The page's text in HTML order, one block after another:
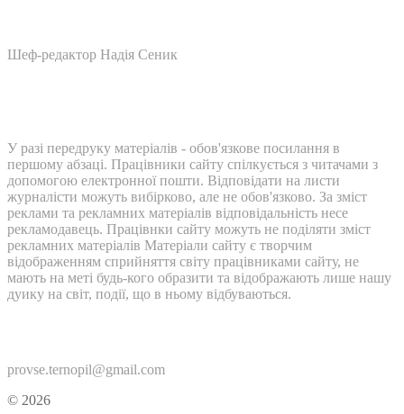
Шеф-редактор Надія Сеник
У разі передруку матеріалів - обов'язкове посилання в
першому абзаці. Працівники сайту спілкується з читачами з
допомогою електронної пошти. Відповідати на листи
журналісти можуть вибірково, але не обов'язково. За зміст
реклами та рекламних матеріалів відповідальність несе
рекламодавець. Працівнки сайту можуть не поділяти зміст
рекламних матеріалів Матеріали сайту є творчим
відображенням сприйняття світу працівниками сайту, не
мають на меті будь-кого образити та відображають лише нашу
дуику на світ, події, що в ньому відбуваються.
provse.ternopil@gmail.com
© 2026